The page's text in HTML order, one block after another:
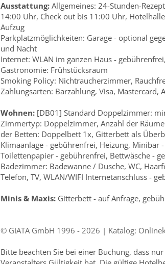
Ausstattung: Allgemeines: 24-Stunden-
14:00 Uhr, Check out bis 11:00 Uhr,
Aufzug
Parkplatzmöglichkeiten: Garage - optional
und Nacht
Internet: WLAN im ganzen Haus -
Gastronomie: Frühstücksraum
Smoking Policy: Nichtraucherzimmer,
Zahlungsarten: Barzahlung, Visa, Mastercard,
Wohnen: [DB01] Standard Doppelzimmer:
Zimmertyp: Doppelzimmer, Anzahl der
der Betten: Doppelbett 1x, Gitterbett als
Klimaanlage - gebührenfrei, Heizung, Minibar
Toilettenpapier - gebührenfrei, Bettwäsche -
Badezimmer: Badewanne / Dusche, WC,
Telefon, TV, WLAN/WIFI Internetanschluss -
Minis & Maxis: Gitterbett - auf Anfrage,
© GIATA GmbH 1996 - 2026 | Katalog:
Bitte beachten Sie bei einer Buchung, dass